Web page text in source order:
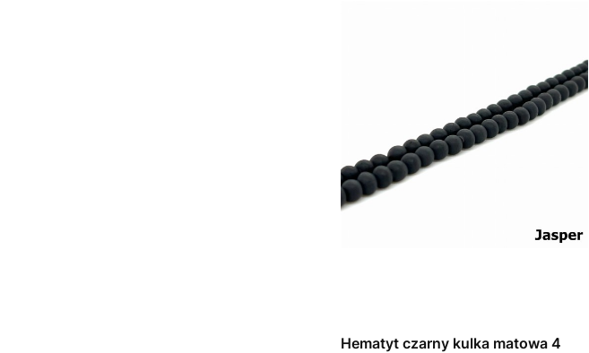
Hematyt czarny kulka matowa 4